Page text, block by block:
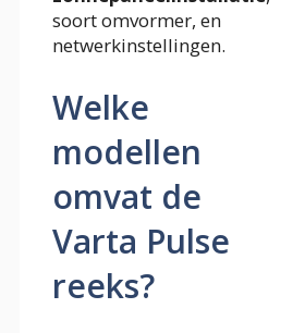
soort omvormer, en
netwerkinstellingen.
Welke
modellen
omvat de
Varta Pulse
reeks?